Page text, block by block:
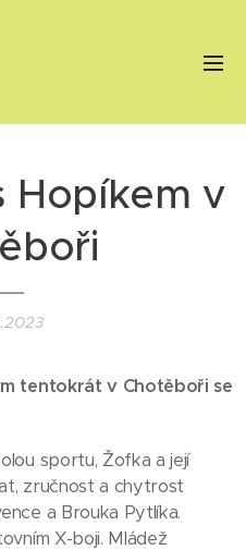
Hopíkem v
tentokrát v Chotěboři se
sportu, Žofka a její
zručnost a chytrost
a Brouka Pytlíka.
X-boji. Mládež